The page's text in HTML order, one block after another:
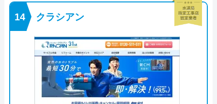
クラシアン